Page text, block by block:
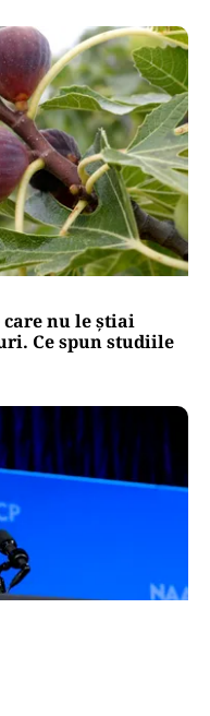
nu le știai
Ce spun studiile